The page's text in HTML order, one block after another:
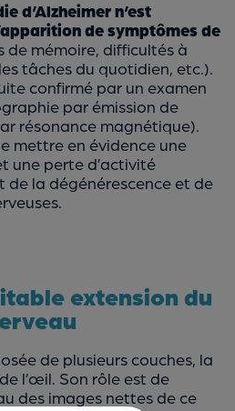
d’Alzheimer n’est
de symptômes de
de mémoire, difficultés à
tâches du quotidien, etc.).
confirmé par un examen
par émission de
résonance magnétique).
mettre en évidence une
une perte d’activité
de la dégénérescence et de
extension du
de plusieurs couches, la
l’œil. Son rôle est de
des images nettes de ce